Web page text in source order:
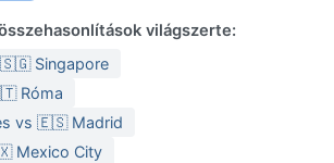
esőkabátot.
LÁTOGATÁSRA A SZÁRAZ TÉLI
augusztusig, amikor a táj a
órák száma a
időjárási jelenség nem
világszerte:
Singapore
Róma
vs 🇪🇸 Madrid
Mexico City